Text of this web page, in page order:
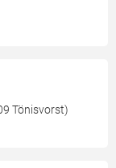
Tönisvorst)